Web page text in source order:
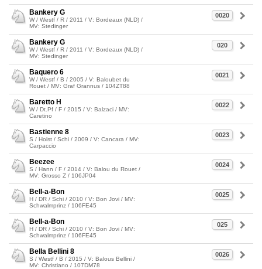
0020
Bankery G
W / Westf / R / 2011 / V: Bordeaux (NLD) /
MV: Stedinger
020
Bankery G
W / Westf / R / 2011 / V: Bordeaux (NLD) /
MV: Stedinger
0021
Baquero 6
W / Westf / B / 2005 / V: Baloubet du
Rouet / MV: Graf Grannus / 104ZT88
0022
Baretto H
W / Dt.Pf / F / 2015 / V: Balzaci / MV:
Caretino
0023
Bastienne 8
S / Holst / Schi / 2009 / V: Cancara / MV:
Carpaccio
0024
Beezee
S / Hann / F / 2014 / V: Balou du Rouet /
MV: Grosso Z / 106JP04
0025
Bell-a-Bon
H / DR / Schi / 2010 / V: Bon Jovi / MV:
Schwalmprinz / 106FE45
025
Bell-a-Bon
H / DR / Schi / 2010 / V: Bon Jovi / MV:
Schwalmprinz / 106FE45
0026
Bella Bellini 8
S / Westf / B / 2015 / V: Balous Bellini /
MV: Christiano / 107DM78